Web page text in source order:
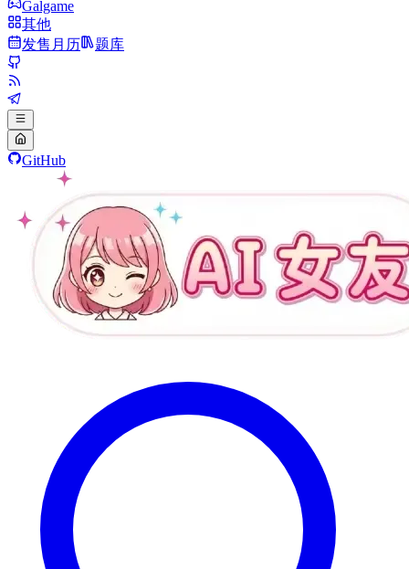
Galgame
其他
发售月历
题库
GitHub